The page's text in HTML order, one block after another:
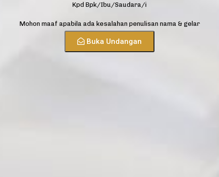
Kpd Bpk/Ibu/Saudara/i
Mohon maaf apabila ada kesalahan penulisan nama & gelar
Buka Undangan